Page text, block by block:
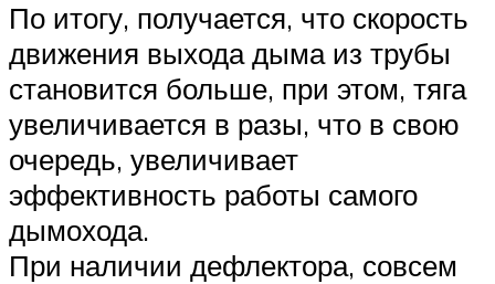
По итогу, получается, что скорость
движения выхода дыма из трубы
становится больше, при этом, тяга
увеличивается в разы, что в свою
очередь, увеличивает
эффективность работы самого
дымохода.
При наличии дефлектора, совсем